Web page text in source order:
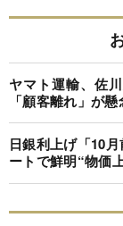
ヤマト運輸、佐
「顧客離れ」が
日銀利上げ「10
ートで鮮明“物価